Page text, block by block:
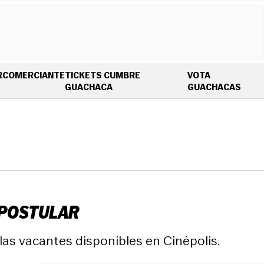
COMERCIANTETICKETS CUMBRE
GUACHACAOPENS IN NEW WINDOW
VOTA
GUACHACAS
vacantes disponibles en Cinépolis.